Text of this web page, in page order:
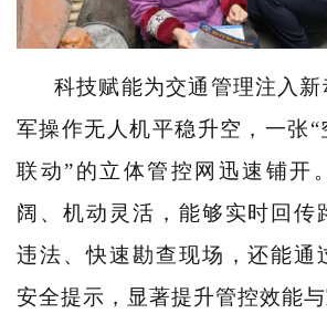
科技赋能为交通管理注入
军操作无人机平稳升空，一张
联动”的立体管控网迅速铺开
阔、机动灵活，能够实时回传
违法、快速勘查现场，还能通
安全提示，显著提升管控效能与